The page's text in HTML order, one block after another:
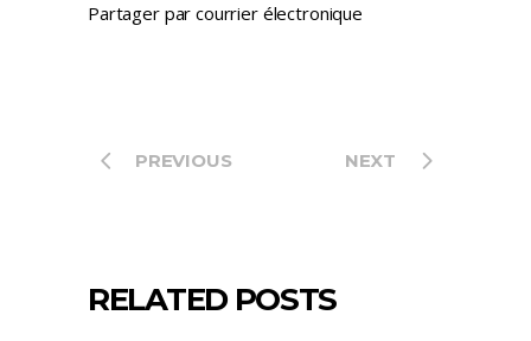
Partager par courrier électronique
PREVIOUS NEXT
RELATED POSTS